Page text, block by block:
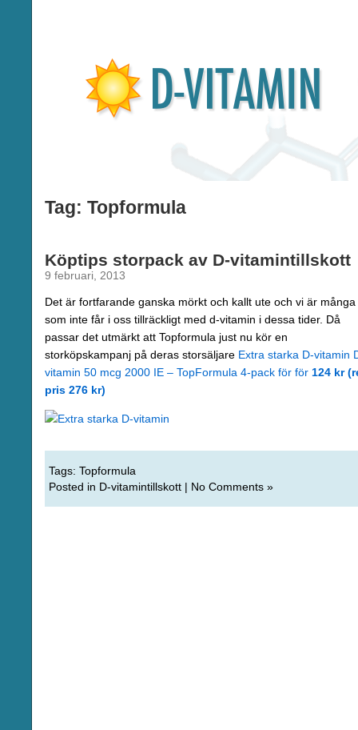
Tag: Topformula
Köptips storpack av D-vitamintillskott
9 februari, 2013
Det är fortfarande ganska mörkt och kallt ute och vi är många
som inte får i oss tillräckligt med d-vitamin i dessa tider. Då
passar det utmärkt att Topformula just nu kör en
storköpskampanj på deras storsäljare Extra starka D-vitamin
vitamin 50 mcg 2000 IE – TopFormula 4-pack för för 124 kr
pris 276 kr)
Tags: Topformula
Posted in D-vitamintillskott | No Comments »